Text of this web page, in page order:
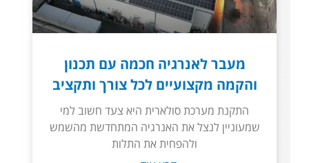
מעבר לאנרגיה חכמה עם תכנון
והקמה מקצועיים לכל צורך ותקציב
התקנת מערכת סולארית היא צעד חשוב למי
שמעוניין לנצל את האנרגיה המתחדשת מהשמש
ולהפחית את התלות